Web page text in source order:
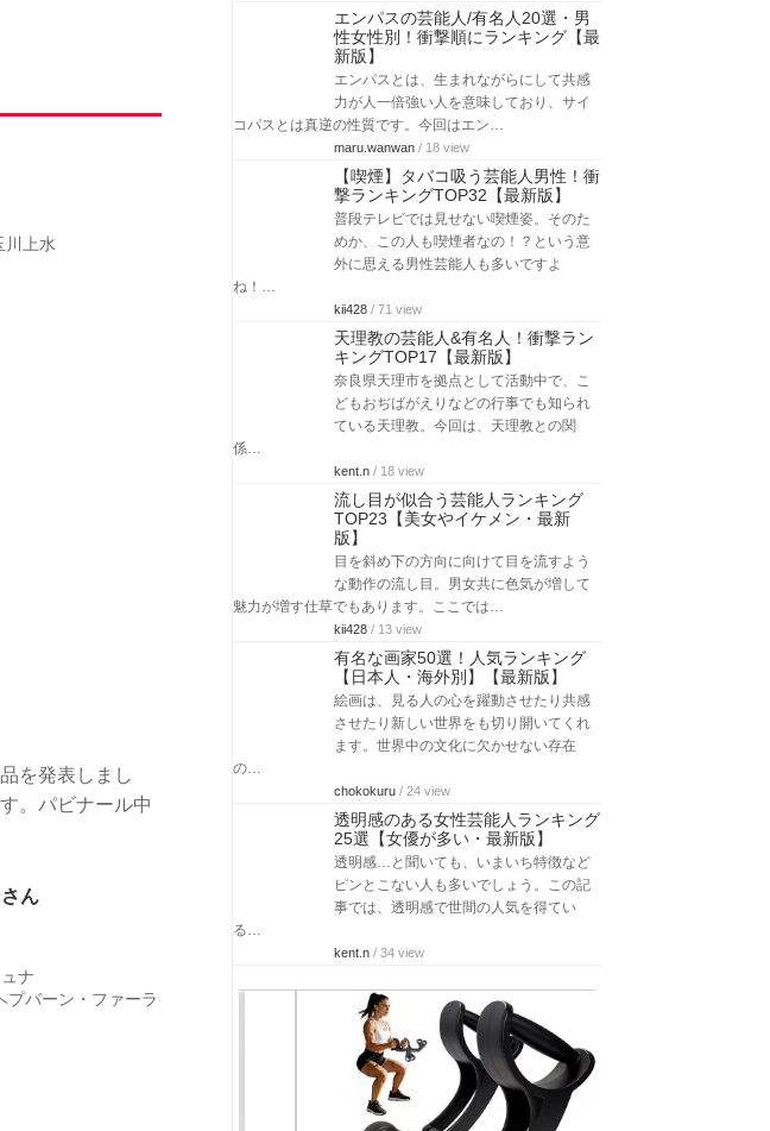
川上水
を発表しまし
。パビナール中
ん
ナ
プバーン・ファーラ
エンパスの芸能人/有名人20選・男
性女性別！衝撃順にランキング【最
新版】
エンパスとは、生まれながらにして共感
力が人一倍強い人を意味しており、サイ
コパスとは真逆の性質です。今回はエン…
maru.wanwan / 18 view
【喫煙】タバコ吸う芸能人男性！衝
撃ランキングTOP32【最新版】
普段テレビでは見せない喫煙姿。そのた
めか、この人も喫煙者なの！？という意
外に思える男性芸能人も多いですよ
ね！…
kii428 / 71 view
天理教の芸能人&有名人！衝撃ラン
キングTOP17【最新版】
奈良県天理市を拠点として活動中で、こ
どもおぢばがえりなどの行事でも知られ
ている天理教。今回は、天理教との関
係…
kent.n / 18 view
流し目が似合う芸能人ランキング
TOP23【美女やイケメン・最新
版】
目を斜め下の方向に向けて目を流すよう
な動作の流し目。男女共に色気が増して
魅力が増す仕草でもあります。ここでは…
kii428 / 13 view
有名な画家50選！人気ランキング
【日本人・海外別】【最新版】
絵画は、見る人の心を躍動させたり共感
させたり新しい世界をも切り開いてくれ
ます。世界中の文化に欠かせない存在
の…
chokokuru / 24 view
透明感のある女性芸能人ランキング
25選【女優が多い・最新版】
透明感…と聞いても、いまいち特徴など
ピンとこない人も多いでしょう。この記
事では、透明感で世間の人気を得てい
る…
kent.n / 34 view